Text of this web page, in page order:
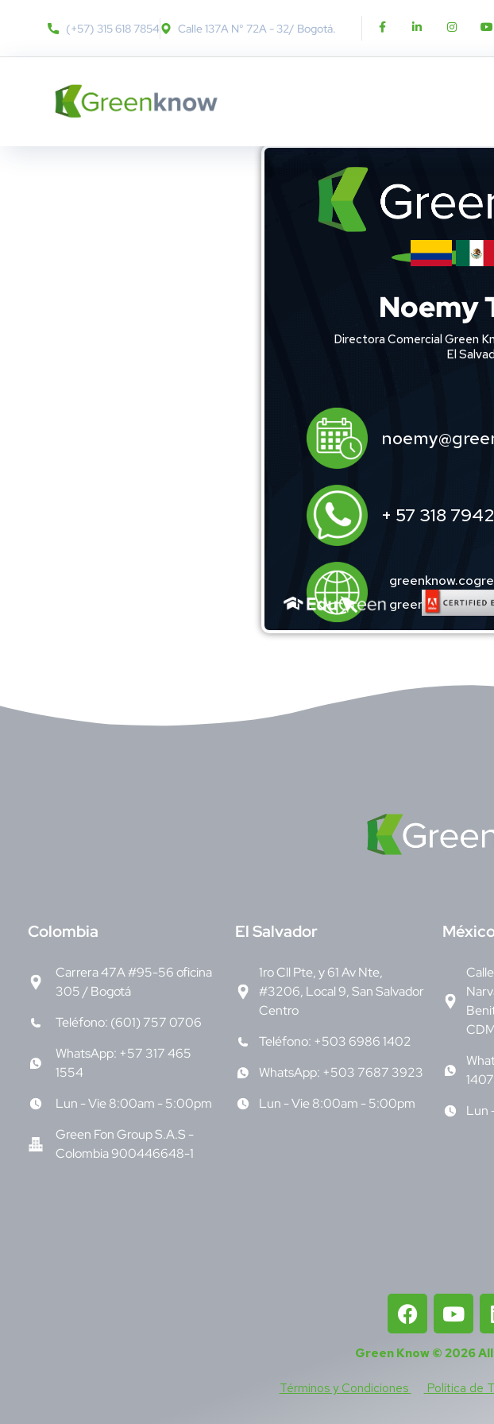
(+57) 315 618 7854 Calle 137A N° 72A - 32​/ Bogotá.
Noemy
Directora Comercial Green
El
+ 57 318
greenknow.co
greenknow.sv
Colombia
Carrera 47A #95-56 oficina
305 / Bogotá
Teléfono: (601) 757 0706
WhatsApp: +57 317 465
1554
Lun - Vie 8:00am - 5:00pm
Green Fon Group S.A.S -
Colombia 900446648-1
El Salvador
1ro Cll Pte, y 61 Av Nte,
#3206, Local 9, San Salvador
Centro
Teléfono: +503 6986 1402
WhatsApp: +503 7687 3923
Lun - Vie 8:00am - 5:00pm
M
Lun
Green Know © 2026
Términos y Condiciones Política de